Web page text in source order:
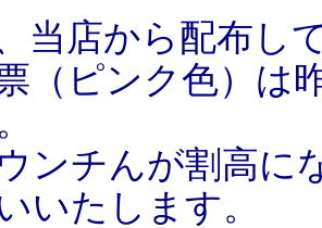
当店から配布し
（ピンク色）は
ンチんが割高に
いたします。